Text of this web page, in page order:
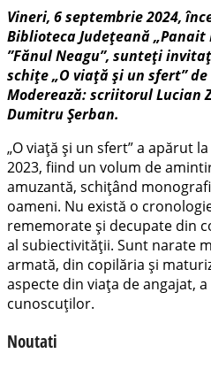
Vineri, 6 septembrie 2024,
Biblioteca Județeană
”Fănul Neagu”, sunteți
schițe „O viață și un sfert”
Moderează: scriitorul Lucian
Dumitru Șerban.
„O viață și un sfert” a apărut
2023, fiind un volum de
amuzantă, schițând
oameni. Nu există o
rememorate și decupate din
al subiectivității. Sunt narate
armată, din copilăria și
aspecte din viața de angajat,
cunoscuților.
Noutati